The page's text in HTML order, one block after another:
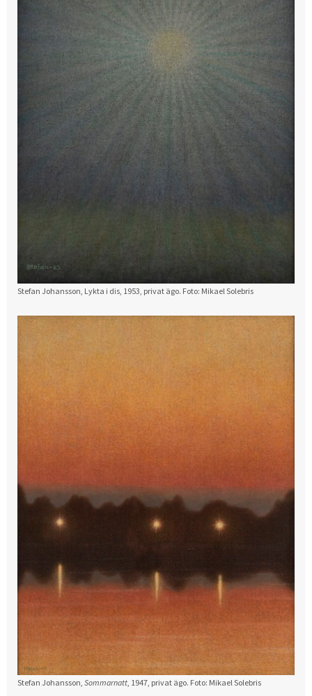
Stefan Johansson, Lykta i dis, 1953, privat ägo. Foto: Mikael Solebris
Stefan Johansson, Sommarnatt, 1947, privat ägo. Foto: Mikael Solebris